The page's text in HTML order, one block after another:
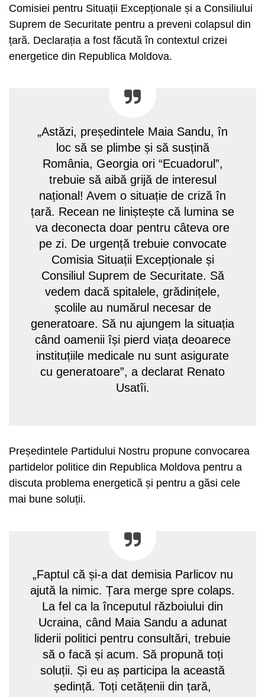
Comisiei pentru Situații Excepționale și a Consiliului
Suprem de Securitate pentru a preveni colapsul din
țară. Declarația a fost făcută în contextul crizei
energetice din Republica Moldova.
„Astăzi, președintele Maia Sandu, în
loc să se plimbe și să susțină
România, Georgia ori “Ecuadorul”,
trebuie să aibă grijă de interesul
național! Avem o situație de criză în
țară. Recean ne liniștește că lumina se
va deconecta doar pentru câteva ore
pe zi. De urgență trebuie convocate
Comisia Situații Excepționale și
Consiliul Suprem de Securitate. Să
vedem dacă spitalele, grădinițele,
școlile au numărul necesar de
generatoare. Să nu ajungem la situația
când oamenii își pierd viața deoarece
instituțiile medicale nu sunt asigurate
cu generatoare”, a declarat Renato
Usatîi.
Președintele Partidului Nostru propune convocarea
partidelor politice din Republica Moldova pentru a
discuta problema energetică și pentru a găsi cele
mai bune soluții.
„Faptul că și-a dat demisia Parlicov nu
ajută la nimic. Țara merge spre colaps.
La fel ca la începutul războiului din
Ucraina, când Maia Sandu a adunat
liderii politici pentru consultări, trebuie
să o facă și acum. Să propună toți
soluții. Și eu aș participa la această
ședință. Toți cetățenii din țară,